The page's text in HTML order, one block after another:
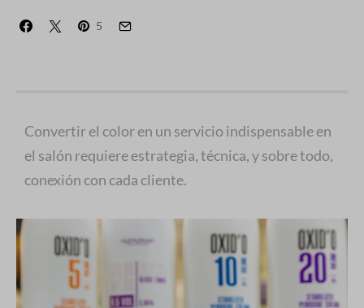
5
Convertir el color en un servicio indispensable en
el salón requiere estrategia, técnica, y sobre todo,
conexión con cada cliente.